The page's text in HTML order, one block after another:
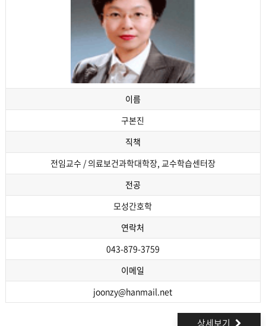
이름
구본진
직책
전임교수 / 의료보건과학대학장, 교수학습센터장
전공
모성간호학
연락처
043-879-3759
이메일
joonzy@hanmail.net
상세보기